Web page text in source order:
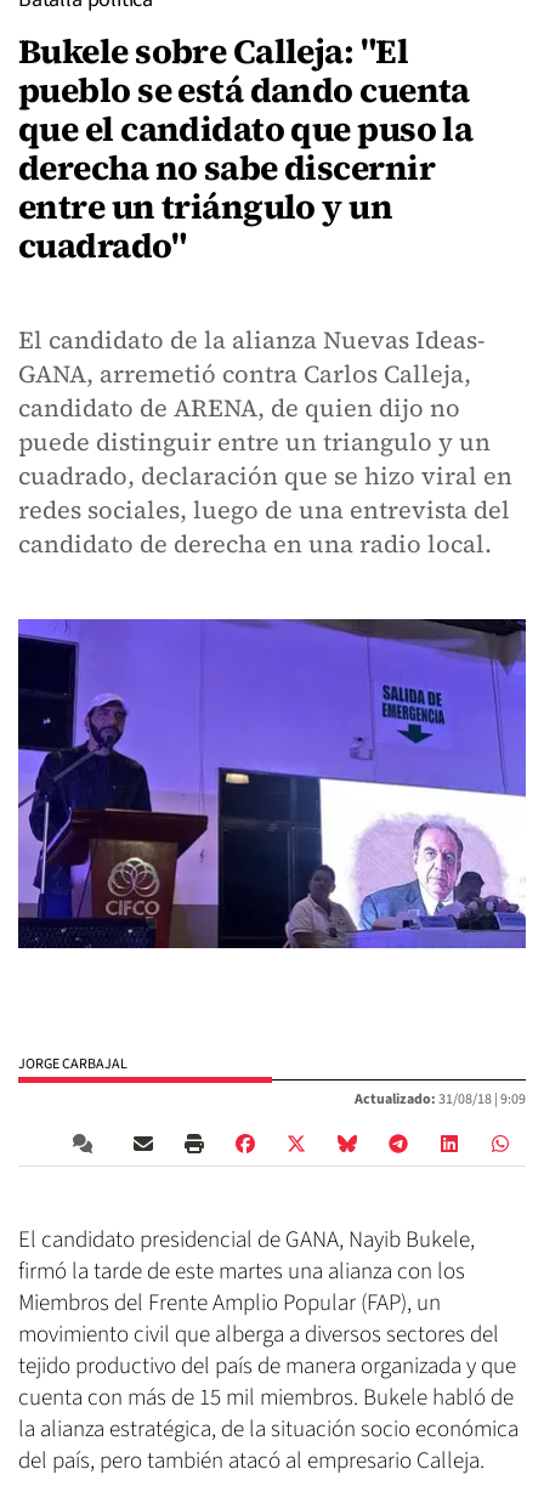
Bukele sobre Calleja: "El
pueblo se está dando cuenta
que el candidato que puso la
derecha no sabe discernir
entre un triángulo y un
cuadrado"
El candidato de la alianza Nuevas Ideas-
GANA, arremetió contra Carlos Calleja,
candidato de ARENA, de quien dijo no
puede distinguir entre un triangulo y un
cuadrado, declaración que se hizo viral en
redes sociales, luego de una entrevista del
candidato de derecha en una radio local.
JORGE CARBAJAL
Actualizado:31/08/18 |9:09
El candidato presidencial de GANA, Nayib Bukele,
firmó la tarde de este martes una alianza con los
Miembros del Frente Amplio Popular (FAP), un
movimiento civil que alberga a diversos sectores del
tejido productivo del país de manera organizada y que
cuenta con más de 15 mil miembros. Bukele habló de
la alianza estratégica, de la situación socio económica
del país, pero también atacó al empresario Calleja.